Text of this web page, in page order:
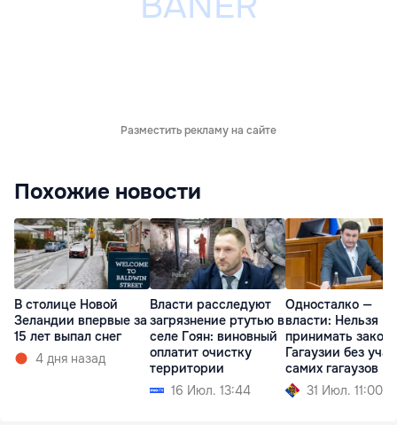
Разместить рекламу на сайте
Похожие новости
В столице Новой
Зеландии впервые за
15 лет выпал снег
4 дня назад
Власти расследуют
загрязнение ртутью в
селе Гоян: виновный
оплатит очистку
территории
16 Июл. 13:44
Односталко —
власти: Нельзя
принимать
Гагаузии без
самих гагаузов
31 Июл. 11:00